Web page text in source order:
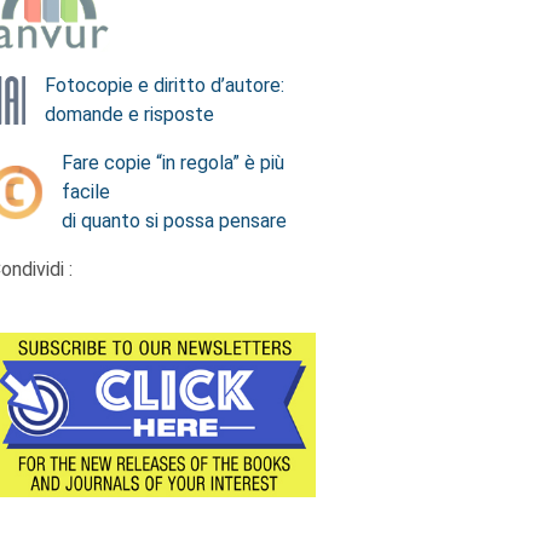
Fotocopie e diritto d’autore:
domande e risposte
Fare copie “in regola” è più
facile
di quanto si possa pensare
: